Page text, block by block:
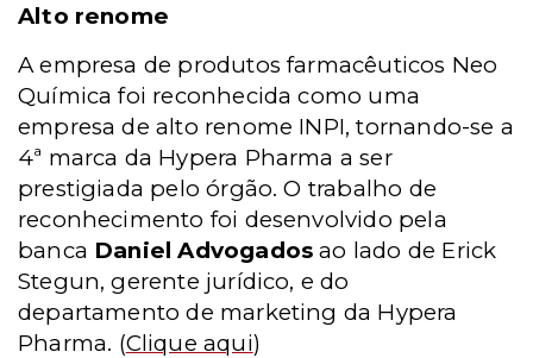
Alto renome
A empresa de produtos farmacêuticos Neo
Química foi reconhecida como uma
empresa de alto renome INPI, tornando-se a
4ª marca da Hypera Pharma a ser
prestigiada pelo órgão. O trabalho de
reconhecimento foi desenvolvido pela
banca Daniel Advogados ao lado de Erick
Stegun, gerente jurídico, e do
departamento de marketing da Hypera
Pharma. (Clique aqui)